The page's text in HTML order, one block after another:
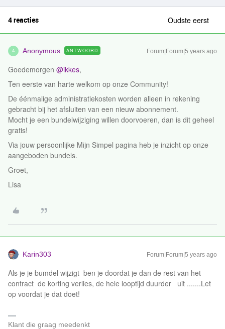
4 reacties Oudste eerst
A Anonymous ANTWOORD Forum|Forum|5 years ago
Goedemorgen @ikkes,
Ten eerste van harte welkom op onze Community!
De éénmalige administratiekosten worden alleen in rekening
gebracht bij het afsluiten van een nieuw abonnement.
Mocht je een bundelwijziging willen doorvoeren, dan is dit geheel
gratis!
Via jouw persoonlijke Mijn Simpel pagina heb je inzicht op onze
aangeboden bundels.
Groet,
Lisa
Karin303 Forum|Forum|5 years ago
Als je je bumdel wijzigt ben je doordat je dan de rest van het
contract de korting verlies, de hele looptijd duurder uit .......Let
op voordat je dat doet!
Klant die graag meedenkt